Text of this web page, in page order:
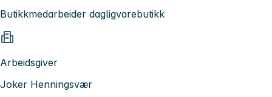
Butikkmedarbeider dagligvarebutikk
Arbeidsgiver
Joker Henningsvær